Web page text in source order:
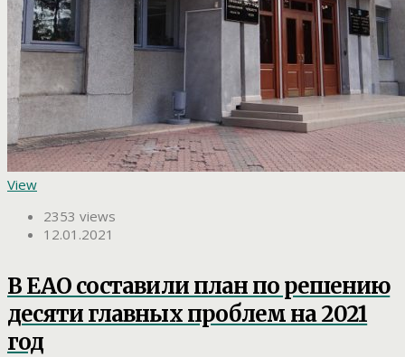
View
2353 views
12.01.2021
В ЕАО составили план по решению
десяти главных проблем на 2021
год